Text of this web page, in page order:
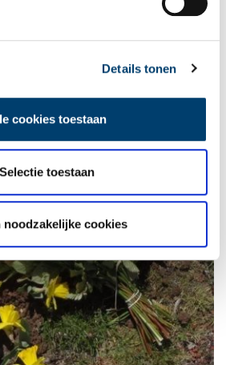
Details tonen
cookies toestaan
Selectie toestaan
noodzakelijke cookies